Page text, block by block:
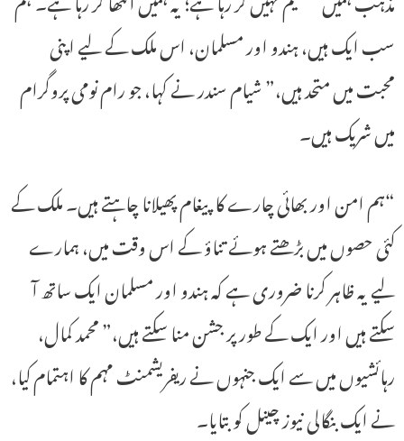
سب ایک ہیں، ہندو اور مسلمان، اس ملک کے لیے اپنی
محبت میں متحد ہیں،” شیام سندر نے کہا، جو رام نومی پروگرام
میں شریک ہیں۔
“ہم امن اور بھائی چارے کا پیغام پھیلانا چاہتے ہیں۔ ملک کے
کئی حصوں میں بڑھتے ہوئے تناؤ کے اس وقت میں، ہمارے
لیے یہ ظاہر کرنا ضروری ہے کہ ہندو اور مسلمان ایک ساتھ آ
سکتے ہیں اور ایک کے طور پر جشن منا سکتے ہیں،” محمد کمال،
رہائشیوں میں سے ایک جنہوں نے ریفریشمنٹ مہم کا اہتمام کیا،
نے ایک بنگالی نیوز چینل کو بتایا۔